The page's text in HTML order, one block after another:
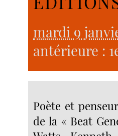
mardi 9
antérieure :
Poète et
de la « Beat